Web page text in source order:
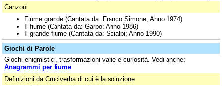
Canzoni
Fiume grande (Cantata da: Franco Simone; Anno 1974)
Il fiume (Cantata da: Garbo; Anno 1986)
Il grande fiume (Cantata da: Scialpi; Anno 1990)
Giochi di Parole
Giochi enigmistici, trasformazioni varie e curiosità. Vedi anche:
Anagrammi per fiume
Definizioni da Cruciverba di cui è la soluzione